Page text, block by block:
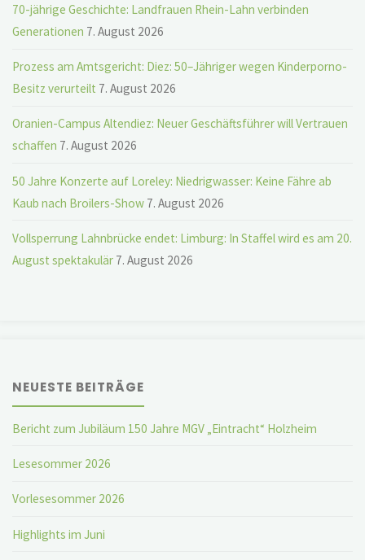
70-jährige Geschichte: Landfrauen Rhein-Lahn verbinden
Generationen 7. August 2026
Prozess am Amtsgericht: Diez: 50–Jähriger wegen Kinderporno-
Besitz verurteilt 7. August 2026
Oranien-Campus Altendiez: Neuer Geschäftsführer will Vertrauen
schaffen 7. August 2026
50 Jahre Konzerte auf Loreley: Niedrigwasser: Keine Fähre ab
Kaub nach Broilers-Show 7. August 2026
Vollsperrung Lahnbrücke endet: Limburg: In Staffel wird es am 20.
August spektakulär 7. August 2026
NEUESTE BEITRÄGE
Bericht zum Jubiläum 150 Jahre MGV „Eintracht“ Holzheim
Lesesommer 2026
Vorlesesommer 2026
Highlights im Juni